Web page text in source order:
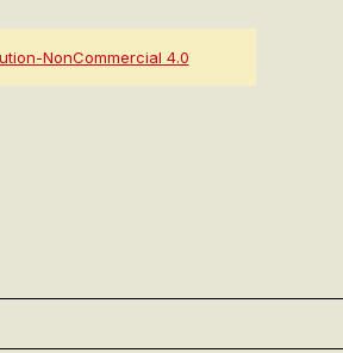
NonCommercial 4.0